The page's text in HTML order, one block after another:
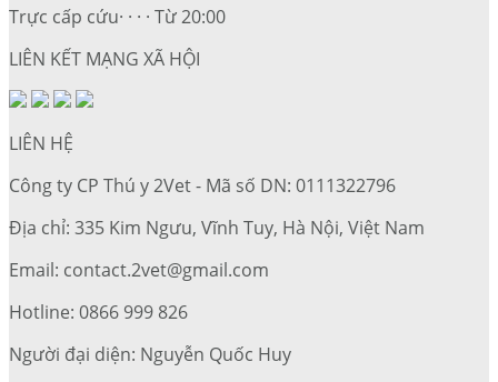
Trực cấp cứu· · · · Từ 20:00
LIÊN KẾT MẠNG XÃ HỘI
LIÊN HỆ
Công ty CP Thú y 2Vet - Mã số DN: 0111322796
Địa chỉ: 335 Kim Ngưu, Vĩnh Tuy, Hà Nội, Việt Nam
Email: contact.2vet@gmail.com
Hotline: 0866 999 826
Người đại diện: Nguyễn Quốc Huy